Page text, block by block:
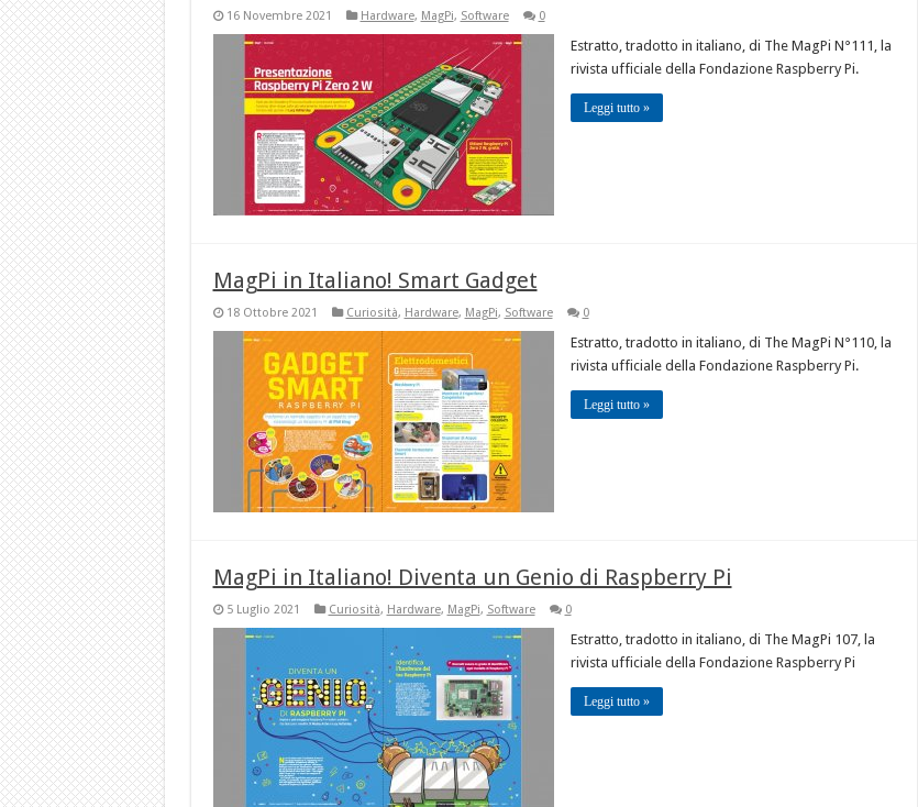
16 Novembre 2021 Hardware, MagPi, Software 0
Estratto, tradotto in italiano, di The MagPi N°111, la
rivista ufficiale della Fondazione Raspberry Pi.
Leggi tutto »
MagPi in Italiano! Smart Gadget
18 Ottobre 2021 Curiosità, Hardware, MagPi, Software 0
Estratto, tradotto in italiano, di The MagPi N°110, la
rivista ufficiale della Fondazione Raspberry Pi.
Leggi tutto »
MagPi in Italiano! Diventa un Genio di Raspberry Pi
5 Luglio 2021 Curiosità, Hardware, MagPi, Software 0
Estratto, tradotto in italiano, di The MagPi 107, la
rivista ufficiale della Fondazione Raspberry Pi
Leggi tutto »